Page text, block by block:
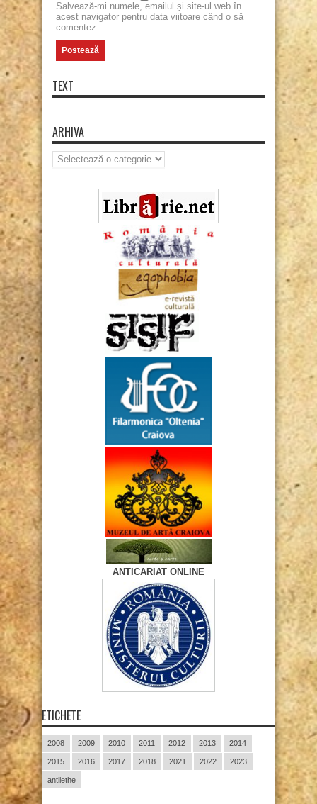
Salvează-mi numele, emailul și site-ul web în
acest navigator pentru data viitoare când o să
comentez.
TEXT
ARHIVA
Arhiva
ANTICARIAT ONLINE
ETICHETE
2008 2009 2010 2011 2012 2013 2014
2015 2016 2017 2018 2021 2022 2023
antilethe